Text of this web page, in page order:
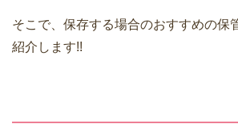
そこで、保存する場合のおすすめの保
紹介します!!